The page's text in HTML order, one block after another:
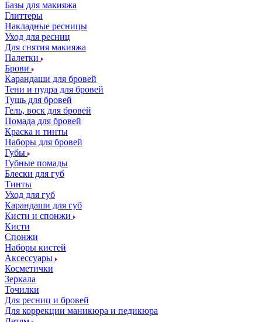
Базы для макияжа
Глиттеры
Накладные ресницы
Уход для ресниц
Для снятия макияжа
Палетки
Брови
Карандаши для бровей
Тени и пудра для бровей
Тушь для бровей
Гель, воск для бровей
Помада для бровей
Краска и тинты
Наборы для бровей
Губы
Губные помады
Блески для губ
Тинты
Уход для губ
Карандаши для губ
Кисти и спонжи
Кисти
Спонжи
Наборы кистей
Аксессуары
Косметички
Зеркала
Точилки
Для ресниц и бровей
Для коррекции маникюра и педикюра